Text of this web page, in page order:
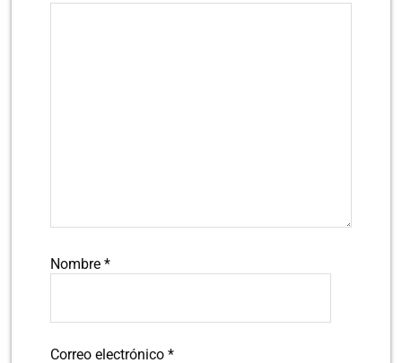
Nombre*
Correo electrónico*